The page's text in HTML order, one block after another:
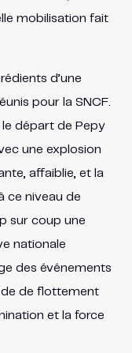
mobilisation fait
d’une
pour la SNCF.
départ de Pepy
une explosion
affaiblie, et la
ce niveau de
sur coup une
nationale
des événements
de flottement
et la force